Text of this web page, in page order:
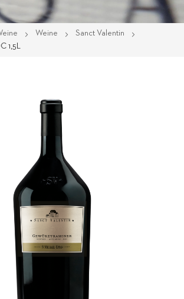
Weine
Sanct Valentin
1,5L